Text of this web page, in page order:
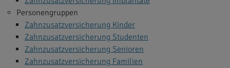
Personengruppen
Zahnzusatzversicherung Kinder
Zahnzusatzversicherung Studenten
Zahnzusatzversicherung Senioren
Zahnzusatzversicherung Familien